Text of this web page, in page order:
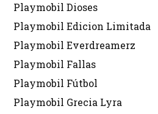
Playmobil Dioses
Playmobil Edicion Limitada
Playmobil Everdreamerz
Playmobil Fallas
Playmobil Fútbol
Playmobil Grecia Lyra